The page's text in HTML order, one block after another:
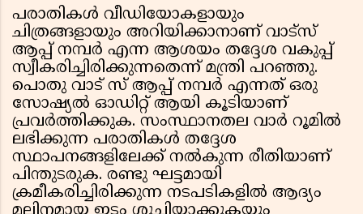
പരാതികള്‍ വീഡിയോകളായും
ചിത്രങ്ങളായും അറിയിക്കാനാണ് വാട്സ്
ആപ്പ് നമ്പര്‍ എന്ന ആശയം തദ്ദേശ വകുപ്പ്
സ്വീകരിച്ചിരിക്കുന്നതെന്ന് മന്ത്രി പറഞ്ഞു.
പൊതു വാട് സ് ആപ്പ് നമ്പര്‍ എന്നത് ഒരു
സോഷ്യല്‍ ഓഡിറ്റ് ആയി കൂടിയാണ്
പ്രവര്‍ത്തിക്കുക. സംസ്ഥാനതല വാര്‍ റൂമില്‍
ലഭിക്കുന്ന പരാതികള്‍ തദ്ദേശ
സ്ഥാപനങ്ങളിലേക്ക് നല്‍കുന്ന രീതിയാണ്
പിന്തുടരുക. രണ്ടു ഘട്ടമായി
ക്രമീകരിച്ചിരിക്കുന്ന നടപടികളില്‍ ആദ്യം